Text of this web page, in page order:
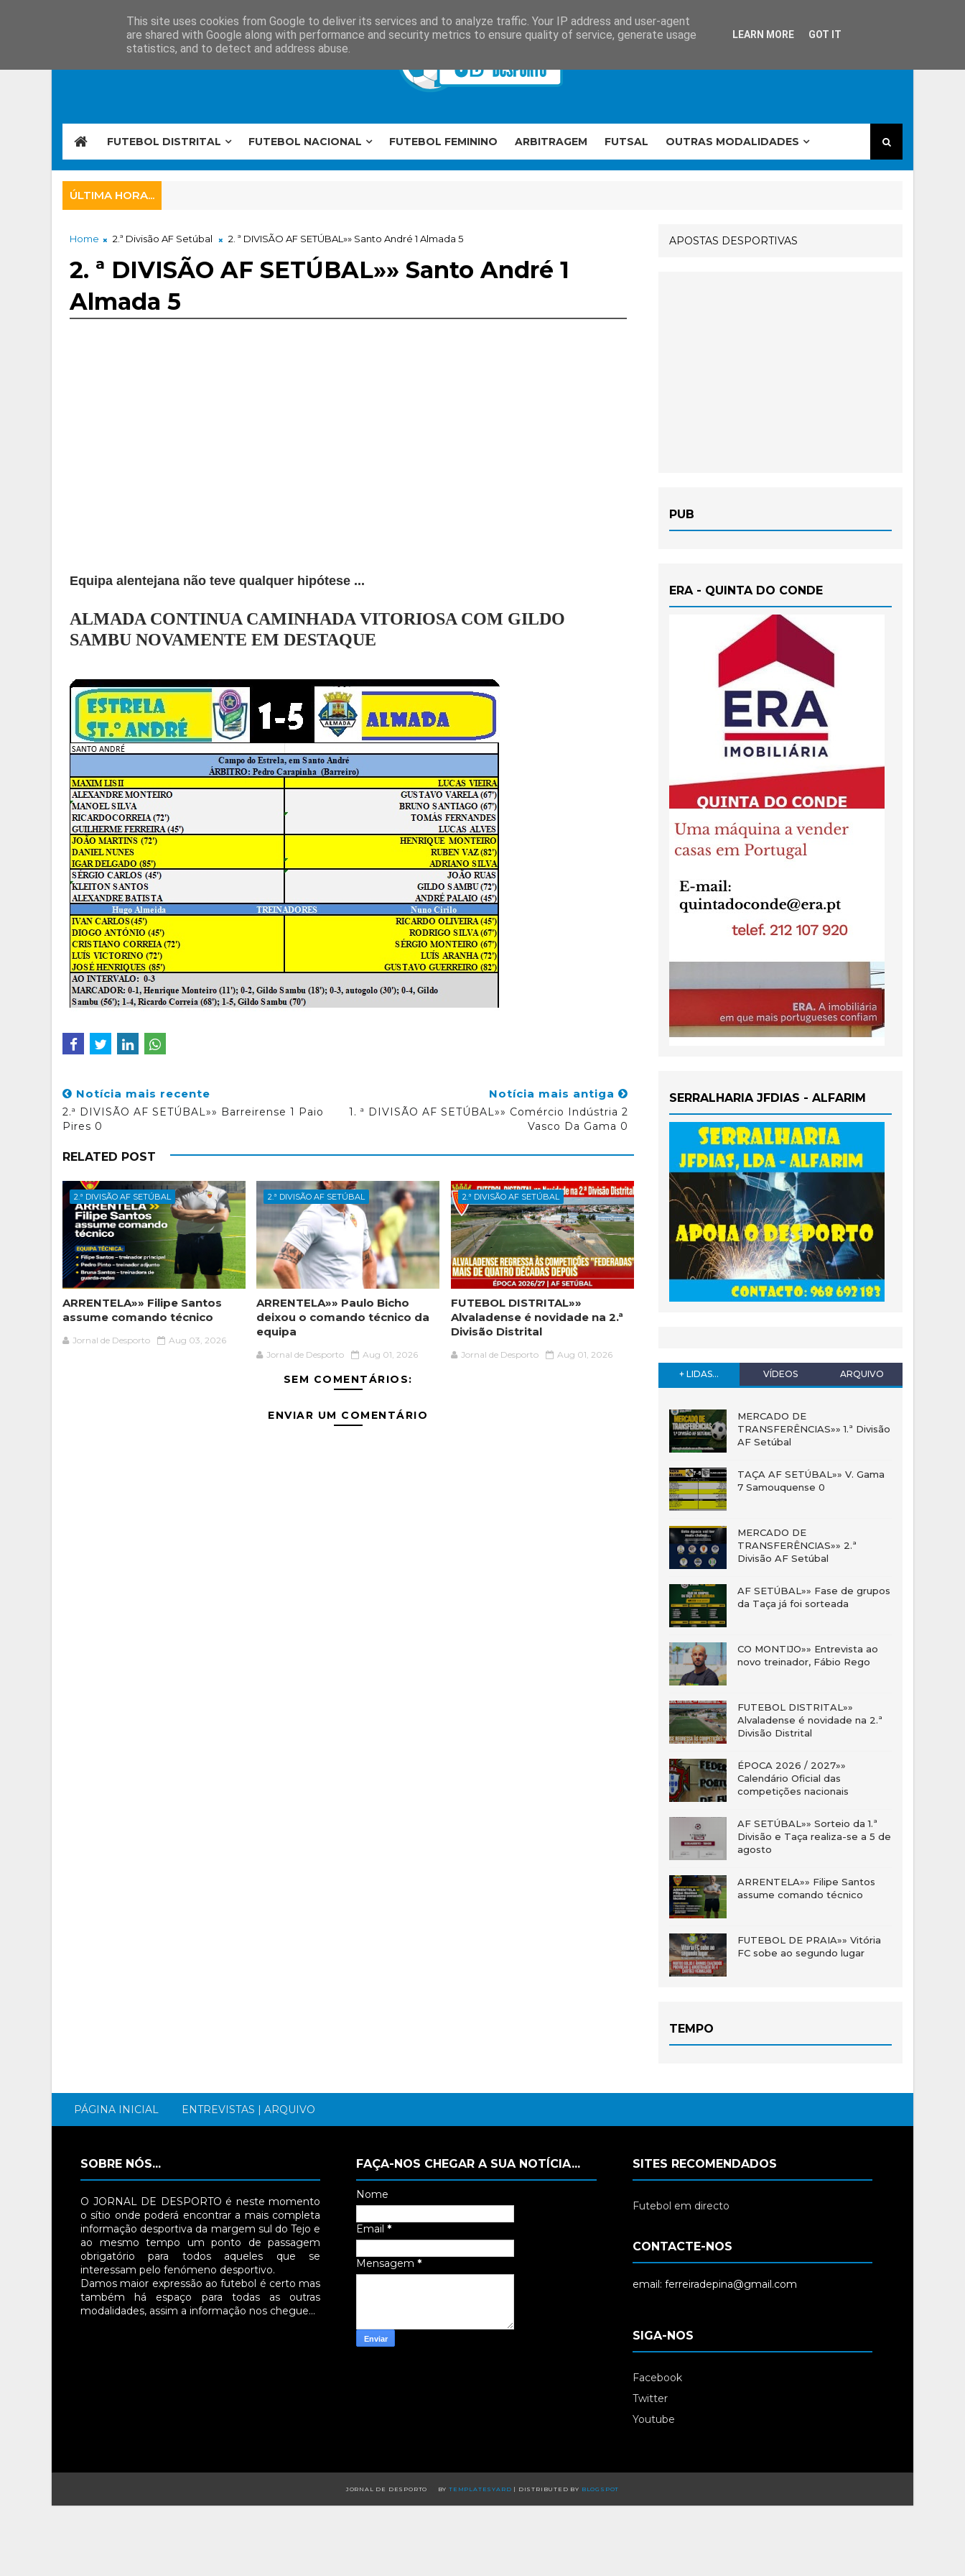
FUTEBOL DISTRITAL FUTEBOL NACIONAL FUTEBOL FEMININO ARBITRAGEM FUTSAL OUTRAS MODALIDADES
ÚLTIMA HORA...
Home 2.ª Divisão AF Setúbal 2. ª DIVISÃO AF SETÚBAL»» Santo André 1 Almada 5
2. ª DIVISÃO AF SETÚBAL»» Santo André 1
Almada 5
Equipa alentejana não teve qualquer hipótese ...
ALMADA CONTINUA CAMINHADA VITORIOSA COM GILDO
SAMBU NOVAMENTE EM DESTAQUE
Notícia mais recente
2.ª DIVISÃO AF SETÚBAL»» Barreirense 1 Paio
Pires 0
Notícia mais antiga
1. ª DIVISÃO AF SETÚBAL»» Comércio Indústria 2
Vasco Da Gama 0
RELATED POST
2.ª DIVISÃO AF SETÚBAL
ARRENTELA»» Filipe Santos
assume comando técnico
Jornal de Desporto Aug 03, 2026
2.ª DIVISÃO AF SETÚBAL
ARRENTELA»» Paulo Bicho
deixou o comando técnico da
equipa
Jornal de Desporto Aug 01, 2026
2.ª DIVISÃO AF SETÚBAL
FUTEBOL DISTRITAL»»
Alvaladense é novidade na 2.ª
Divisão Distrital
Jornal de Desporto Aug 01, 2026
SEM COMENTÁRIOS:
ENVIAR UM COMENTÁRIO
APOSTAS DESPORTIVAS
PUB
ERA - QUINTA DO CONDE
SERRALHARIA JFDIAS - ALFARIM
+ LIDAS... VÍDEOS ARQUIVO
MERCADO DE
TRANSFERÊNCIAS»» 1.ª Divisão
AF Setúbal
TAÇA AF SETÚBAL»» V. Gama
7 Samouquense 0
MERCADO DE
TRANSFERÊNCIAS»» 2.ª
Divisão AF Setúbal
AF SETÚBAL»» Fase de grupos
da Taça já foi sorteada
CO MONTIJO»» Entrevista ao
novo treinador, Fábio Rego
FUTEBOL DISTRITAL»»
Alvaladense é novidade na 2.ª
Divisão Distrital
ÉPOCA 2026 / 2027»»
Calendário Oficial das
competições nacionais
AF SETÚBAL»» Sorteio da 1.ª
Divisão e Taça realiza-se a 5 de
agosto
ARRENTELA»» Filipe Santos
assume comando técnico
FUTEBOL DE PRAIA»» Vitória
FC sobe ao segundo lugar
TEMPO
PÁGINA INICIAL ENTREVISTAS | ARQUIVO
SOBRE NÓS...
O JORNAL DE DESPORTO é neste momento
o sítio onde poderá encontrar a mais completa
informação desportiva da margem sul do Tejo e
ao mesmo tempo um ponto de passagem
obrigatório para todos aqueles que se
interessam pelo fenómeno desportivo.
Damos maior expressão ao futebol é certo mas
também há espaço para todas as outras
modalidades, assim a informação nos chegue…
FAÇA-NOS CHEGAR A SUA NOTÍCIA...
Nome
Email *
Mensagem *
SITES RECOMENDADOS
Futebol em directo
CONTACTE-NOS
email: ferreiradepina@gmail.com
SIGA-NOS
Facebook
Twitter
Youtube
JORNAL DE DESPORTO BY TEMPLATESYARD | DISTRIBUTED BY BLOGSPOT
This site uses cookies from Google to deliver its services and to analyze traffic. Your IP address and user-agent
are shared with Google along with performance and security metrics to ensure quality of service, generate usage
statistics, and to detect and address abuse.
LEARN MORE GOT IT